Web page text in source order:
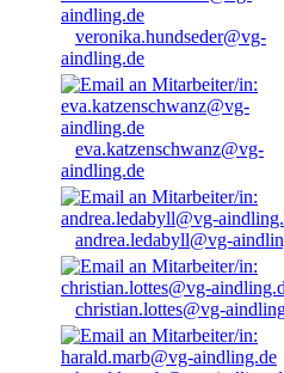
veronika.hundseder@vg-
aindling.de
eva.katzenschwanz@vg-
aindling.de
andrea.ledabyll@vg-
christian.lottes@vg-